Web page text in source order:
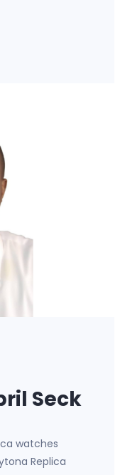
Seck
watches
Replica